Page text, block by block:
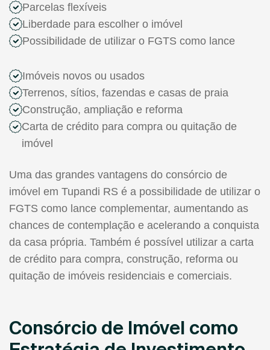
Parcelas flexíveis
Liberdade para escolher o imóvel
Possibilidade de utilizar o FGTS como lance
Imóveis novos ou usados
Terrenos, sítios, fazendas e casas de praia
Construção, ampliação e reforma
Carta de crédito para compra ou quitação de
imóvel
Uma das grandes vantagens do consórcio de
imóvel em Tupandi RS é a possibilidade de utilizar o
FGTS como lance complementar, aumentando as
chances de contemplação e acelerando a conquista
da casa própria. Também é possível utilizar a carta
de crédito para compra, construção, reforma ou
quitação de imóveis residenciais e comerciais.
Consórcio de Imóvel como